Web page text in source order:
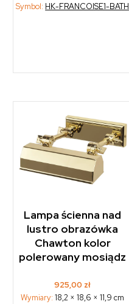
Symbol: HK-FRANCOISE1-BATH
Lampa ścienna nad
lustro obrazówka
Chawton kolor
polerowany mosiądz
925,00 zł
Wymiary:18,2 × 18,6 × 11,9 cm